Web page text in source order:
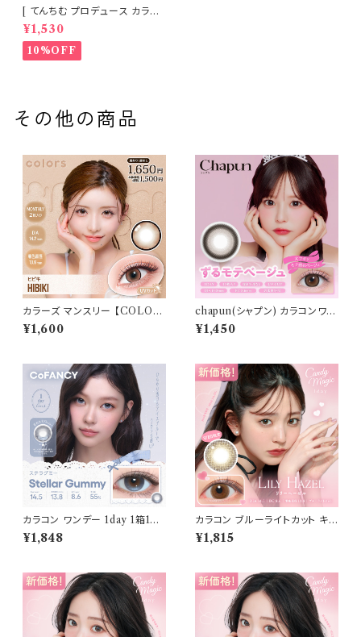
[ てんちむ プロデュース カラコ
ン ] HARNE (ハルネ) ワンデー
1day 10枚入り （当日発送） 1da
y
¥1,530
10%OFF
その他の商品
カラーズ マンスリー 【COLOR：
ヒビキ】 【1箱2枚入】【 一条響 イ
メージモデル 】 韓国系レンズ c
¥1,600
chapun(シャプン) カラコンワン
デー【COLOR：ずるモテベージ
ュ】1箱10枚 デイリー 使い捨て
日 高含水 カラコン カラー コン
タクト コンタクトレンズ
¥1,450
カラコン ワンデー 1day 1箱10
枚入り コファンシー【COLOR：
ステラグミー】 度あり 度なし 1
奥目 盛れる水光 自然 透明感 1
日使い捨て 紫外線 UVカット 高
¥1,848
カラコン ブルーライトカット キャ
ンディーマジック ワンデー 【CO
LOR：リリーヘーゼル】1箱10枚
コン コンタクトレンズ
¥1,815